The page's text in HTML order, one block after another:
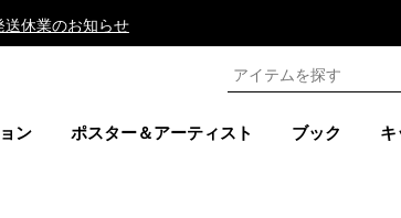
送休業のお知らせ
ン ポスター＆アーティスト ブック キ